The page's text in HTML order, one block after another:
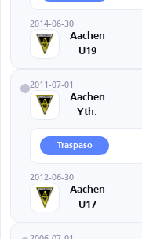
2014-06-30
Aachen
U19
2011-07-01
Aachen
Yth.
Traspaso
2012-06-30
Aachen
U17